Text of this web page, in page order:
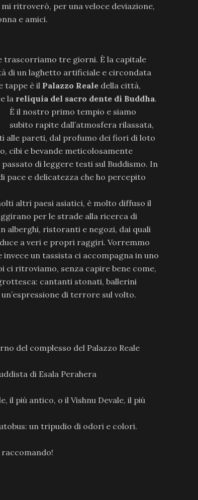
ritroverò, per una veloce deviazione,
e amici.
trascorriamo tre giorni. È la capitale
di un laghetto artificiale e circondata
tappe è il Palazzo Reale della città,
la reliquia del sacro dente di Buddha.
È il nostro primo tempio e siamo
subito rapite dall’atmosfera rilassata,
alle pareti, dal profumo dei fiori di loto
cibi e bevande meticolosamente
di leggere testi sul Buddismo. In
pace e delicatezza che ho percepito
altri paesi asiatici, è molto diffuso il
per le strade alla ricerca di
alberghi, ristoranti e negozi, dai quali
a veri e propri raggiri. Vorremmo
invece un tassista ci accompagna in uno
ci ritroviamo, senza capire bene come,
cantanti stonati, ballerini
di terrore sul volto.
del complesso del Palazzo Reale
di Esala Perahera
il più antico, o il Vishnu Devale, il più
un tripudio di odori e colori.